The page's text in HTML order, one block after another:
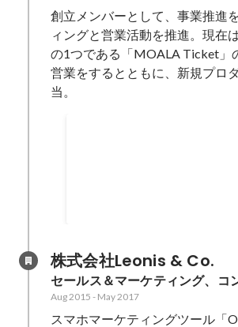
創立メンバーとして、事業推進
ィングと営業活動を推進。現在
の1つである「MOALA Ticket」
営業をするとともに、新規プロ
当。
株式会社Leonis & Co.
セールス＆マーケティング、コ
Aug 2015 - May 2017
スマホマーケティングツール「